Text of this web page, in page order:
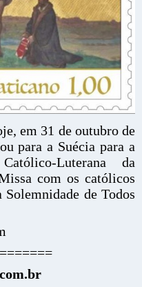
em 31 de outubro de
para a Suécia para a
Luterana da
com os católicos
de Todos